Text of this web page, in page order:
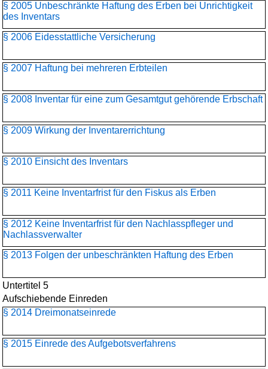
§ 2005 Unbeschränkte Haftung des Erben bei Unrichtigkeit
des Inventars
§ 2006 Eidesstattliche Versicherung
§ 2007 Haftung bei mehreren Erbteilen
§ 2008 Inventar für eine zum Gesamtgut gehörende Erbschaft
§ 2009 Wirkung der Inventarerrichtung
§ 2010 Einsicht des Inventars
§ 2011 Keine Inventarfrist für den Fiskus als Erben
§ 2012 Keine Inventarfrist für den Nachlasspfleger und
Nachlassverwalter
§ 2013 Folgen der unbeschränkten Haftung des Erben
Untertitel 5
Aufschiebende Einreden
§ 2014 Dreimonatseinrede
§ 2015 Einrede des Aufgebotsverfahrens